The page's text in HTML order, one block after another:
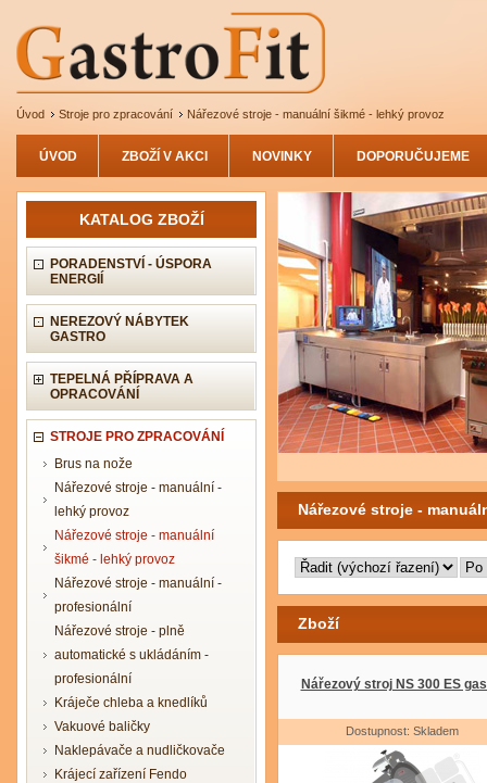
Úvod Stroje pro zpracování Nářezové stroje - manuální šikmé - lehký provoz
ÚVOD ZBOŽÍ V AKCI NOVINKY DOPORUČUJEME
KATALOG ZBOŽÍ
PORADENSTVÍ - ÚSPORA
ENERGIÍ
NEREZOVÝ NÁBYTEK
GASTRO
TEPELNÁ PŘÍPRAVA A
OPRACOVÁNÍ
STROJE PRO ZPRACOVÁNÍ
Brus na nože
Nářezové stroje - manuální -
lehký provoz
Nářezové stroje - manuální
šikmé - lehký provoz
Nářezové stroje - manuální -
profesionální
Nářezové stroje - plně
automatické s ukládáním -
profesionální
Kráječe chleba a knedlíků
Vakuové baličky
Naklepávače a nudličkovače
Krájecí zařízení Fendo
Nářezové stroje -
Zboží
Nářezový stroj NS 300 ES
Dostupnost: Skladem